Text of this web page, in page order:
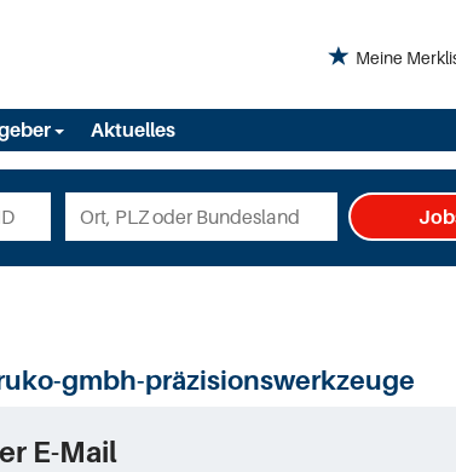
Meine
Aktuelles
gmbh-präzisionswerkzeuge
E-Mail